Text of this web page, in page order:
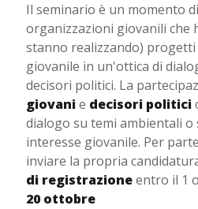
Il seminario è un momento
organizzazioni giovanili che
stanno realizzando)
giovanile in un'ottica di
decisori politici. La
giovanie decisori politici
dialogo su temi ambientali o
interesse giovanile. Per
inviare la propria
di registrazioneentro il 1
20 ottobre